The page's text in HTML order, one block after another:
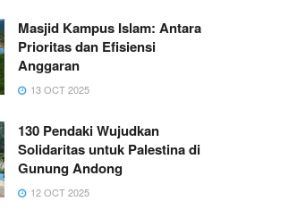
Masjid Kampus Islam: Antara
Prioritas dan Efisiensi
Anggaran
13 OCT 2025
130 Pendaki Wujudkan
Solidaritas untuk Palestina di
Gunung Andong
12 OCT 2025